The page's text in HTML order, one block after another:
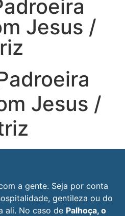
Jesus /
Jesus /
a gente. Seja por conta
gentileza ou do
ali. No caso de Palhoça, o